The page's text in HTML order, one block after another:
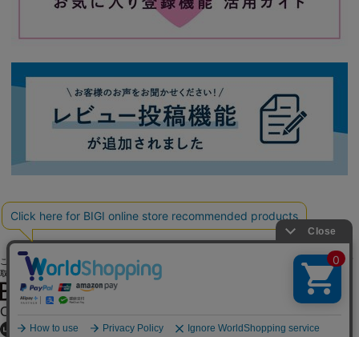
ご利用ガイド よくある質問 お問い合わせ 個人情報保護方針
特定商
取引法に基づく表記
OFFICIAL SNS